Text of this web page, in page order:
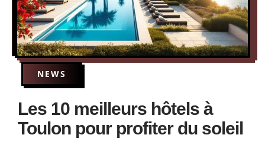
NEWS
Les 10 meilleurs hôtels à
Toulon pour profiter du soleil